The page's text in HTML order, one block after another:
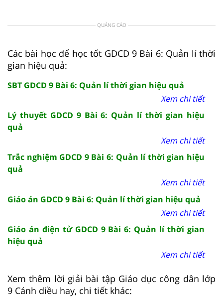
QUẢNG CÁO
Các bài học để học tốt GDCD 9 Bài 6: Quản lí thời
gian hiệu quả:
SBT GDCD 9 Bài 6: Quản lí thời gian hiệu quả
Xem chi tiết
Lý thuyết GDCD 9 Bài 6: Quản lí thời gian hiệu
quả
Xem chi tiết
Trắc nghiệm GDCD 9 Bài 6: Quản lí thời gian hiệu
quả
Xem chi tiết
Giáo án GDCD 9 Bài 6: Quản lí thời gian hiệu quả
Xem chi tiết
Giáo án điện tử GDCD 9 Bài 6: Quản lí thời gian
hiệu quả
Xem chi tiết
Xem thêm lời giải bài tập Giáo dục công dân lớp
9 Cánh diều hay, chi tiết khác: